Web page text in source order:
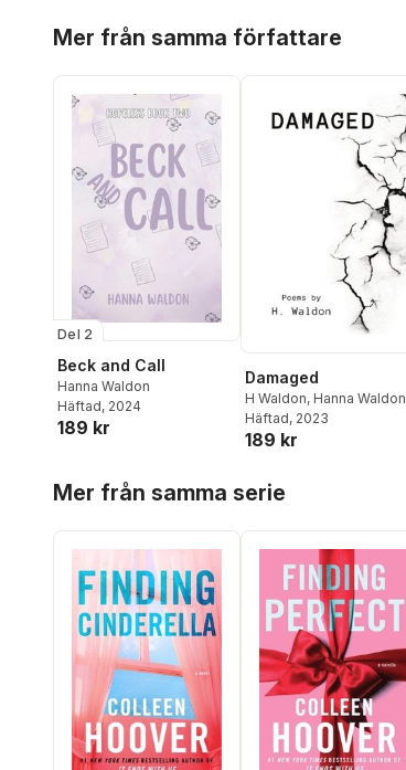
Mer från samma författare
Del 2
Beck and Call
Hanna Waldon
Häftad, 2024
189 kr
Damaged
H Waldon, Hanna Waldon
Häftad, 2023
189 kr
Mer från samma serie